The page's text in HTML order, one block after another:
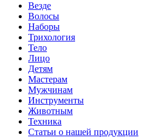
Везде
Волосы
Наборы
Трихология
Тело
Лицо
Детям
Мастерам
Мужчинам
Инструменты
Животным
Техника
Статьи о нашей продукции